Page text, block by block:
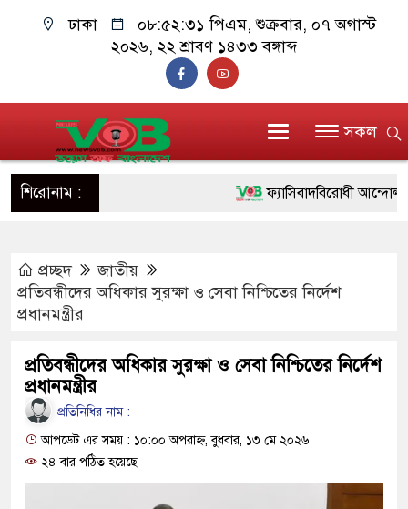
ঢাকা ০৮:৫২:৩২ পিএম, শুক্রবার, ০৭ অগাস্ট
২০২৬, ২২ শ্রাবণ ১৪৩৩ বঙ্গাব্দ
সকল
শিরোনাম : ফ্যাসিবাদবিরোধী আন্দোলনে
মাদক কারবারি গ্রেফতার
প্রচ্ছদ
জাতীয়
প্রতিবন্ধীদের অধিকার সুরক্ষা ও সেবা নিশ্চিতের নির্দেশ
প্রধানমন্ত্রীর
প্রতিবন্ধীদের অধিকার সুরক্ষা ও সেবা নিশ্চিতের নির্দেশ
প্রধানমন্ত্রীর
প্রতিনিধির নাম :
আপডেট এর সময় : ১০:০০ অপরাহ্ন, বুধবার, ১৩ মে ২০২৬
২৪ বার পঠিত হয়েছে